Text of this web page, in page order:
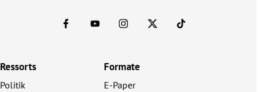
Ressorts
Politik
Formate
E-Paper